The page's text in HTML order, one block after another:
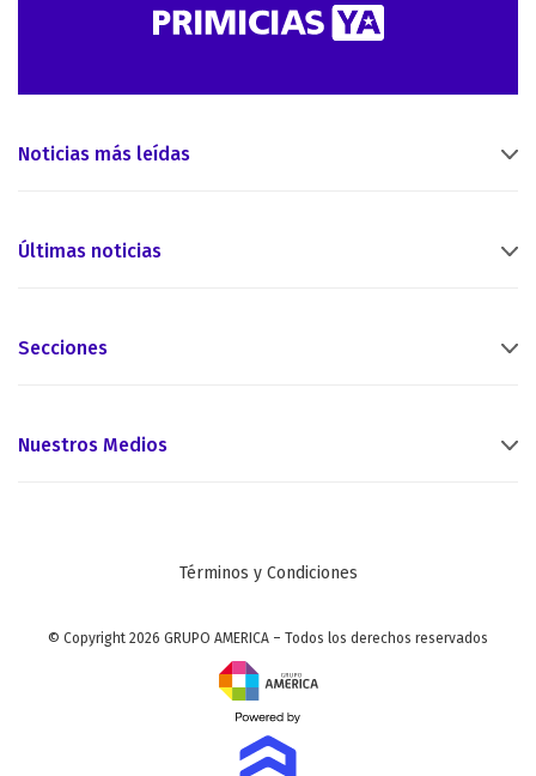
Noticias más leídas
Últimas noticias
Secciones
Nuestros Medios
Términos y Condiciones
© Copyright 2026 GRUPO AMERICA – Todos los derechos reservados